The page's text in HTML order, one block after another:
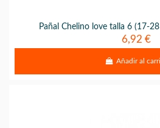
Pañal Chelino love talla 6 (17-
6,92 €
Añadir al